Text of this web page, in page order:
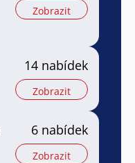
Zobrazit
14 nabídek
Zobrazit
6 nabídek
Zobrazit